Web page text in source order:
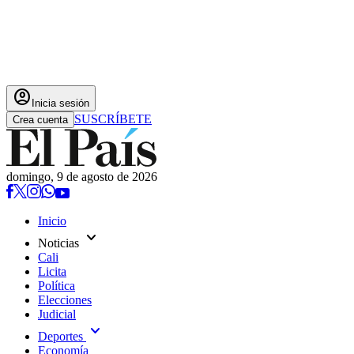
account_circle Inicia sesión
Crea cuenta SUSCRÍBETE
domingo, 9 de agosto de 2026
Inicio
Noticias expand_more
Cali
Licita
Política
Elecciones
Judicial
Deportes expand_more
Economía